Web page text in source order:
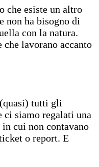
che esiste un altro
non ha bisogno di
con la natura.
lavorano accanto
tutti gli
siamo regalati una
cui non contavano
o report. E